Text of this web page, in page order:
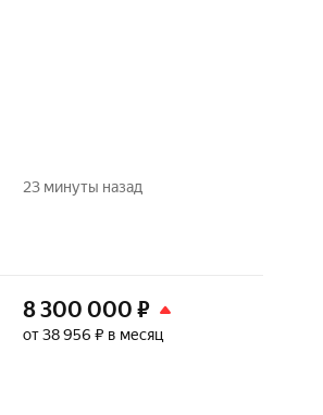
23 минуты назад
8 300 000 ₽
от 38 956 ₽ в месяц